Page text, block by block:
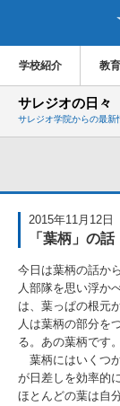
学校紹介 教
サレジオの日々
サレジオ学院からの最新
2015年11月12日
「葉柄」の話
今日は葉柄の話か
人部隊を思い浮か
は、葉っぱの根元
人は葉柄の部分を
る。あの葉柄です。
葉柄にはいくつ
が日差しを効率的
ほとんどの葉は自